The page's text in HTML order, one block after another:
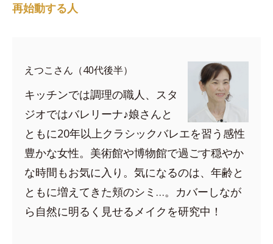
再始動する人
えつこさん（40代後半）
キッチンでは調理の職人、スタ
ジオではバレリーナ♪娘さんと
ともに20年以上クラシックバレエを習う感性
豊かな女性。美術館や博物館で過ごす穏やか
な時間もお気に入り。気になるのは、年齢と
ともに増えてきた頬のシミ…。カバーしなが
ら自然に明るく見せるメイクを研究中！